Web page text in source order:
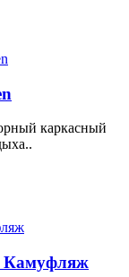
каркасный